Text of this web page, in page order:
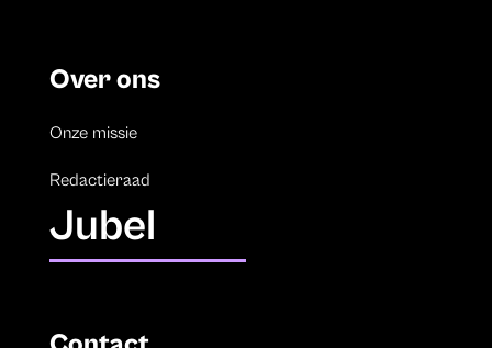
Over ons
Onze missie
Redactieraad
Jubel